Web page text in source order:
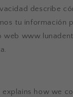
describe
tu información
web
how we